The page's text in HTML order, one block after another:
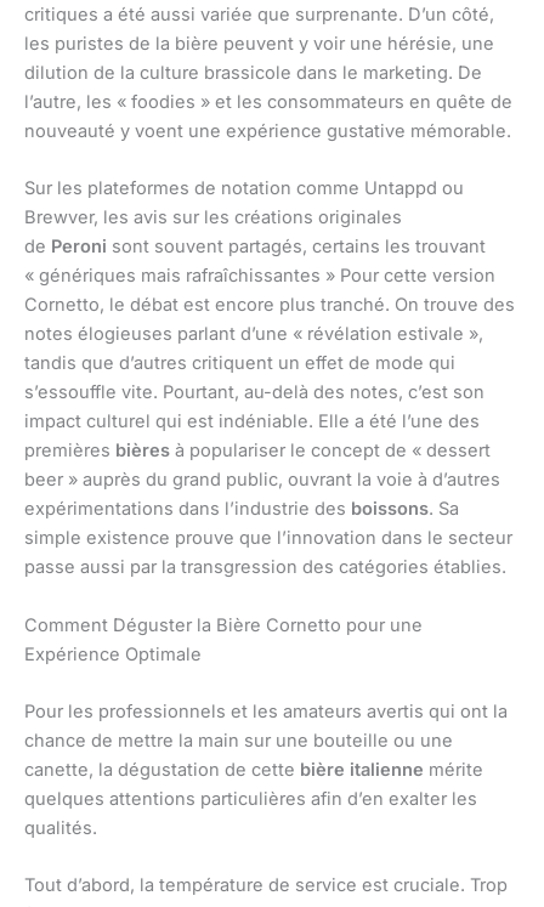
critiques a été aussi variée que surprenante. D’un côté,
les puristes de la bière peuvent y voir une hérésie, une
dilution de la culture brassicole dans le marketing. De
l’autre, les « foodies » et les consommateurs en quête de
nouveauté y voent une expérience gustative mémorable.
Sur les plateformes de notation comme Untappd ou
Brewver, les avis sur les créations originales
de Peroni sont souvent partagés, certains les trouvant
« génériques mais rafraîchissantes » Pour cette version
Cornetto, le débat est encore plus tranché. On trouve des
notes élogieuses parlant d’une « révélation estivale »,
tandis que d’autres critiquent un effet de mode qui
s’essouffle vite. Pourtant, au-delà des notes, c’est son
impact culturel qui est indéniable. Elle a été l’une des
premières bières à populariser le concept de « dessert
beer » auprès du grand public, ouvrant la voie à d’autres
expérimentations dans l’industrie des boissons. Sa
simple existence prouve que l’innovation dans le secteur
passe aussi par la transgression des catégories établies.
Comment Déguster la Bière Cornetto pour une
Expérience Optimale
Pour les professionnels et les amateurs avertis qui ont la
chance de mettre la main sur une bouteille ou une
canette, la dégustation de cette bière italienne mérite
quelques attentions particulières afin d’en exalter les
qualités.
Tout d’abord, la température de service est cruciale. Trop